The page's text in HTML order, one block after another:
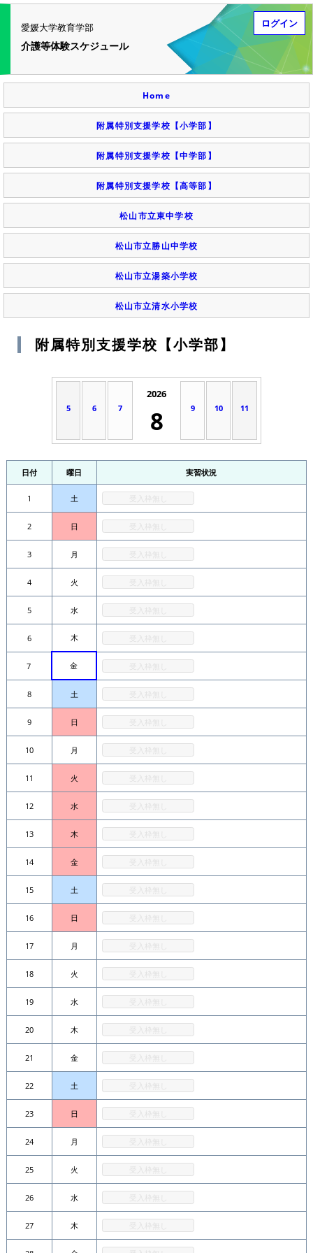
愛媛大学教育学部 ログイン
介護等体験スケジュール
Home
附属特別支援学校【小学部】
附属特別支援学校【中学部】
附属特別支援学校【高等部】
松山市立東中学校
松山市立勝山中学校
松山市立湯築小学校
松山市立清水小学校
附属特別支援学校【小学部】
5 6 7
2026
8 9 10 11
日付 曜日 実習状況
1 土
2 日
3 月
4 火
5 水
6 木
7 金
8 土
9 日
10 月
11 火
12 水
13 木
14 金
15 土
16 日
17 月
18 火
19 水
20 木
21 金
22 土
23 日
24 月
25 火
26 水
27 木